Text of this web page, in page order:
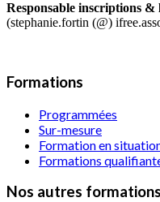
Responsable inscriptions &
(stephanie.fortin (@)
Formations
Programmées
Sur-mesure
Formation en
Formations
Nos autres formations